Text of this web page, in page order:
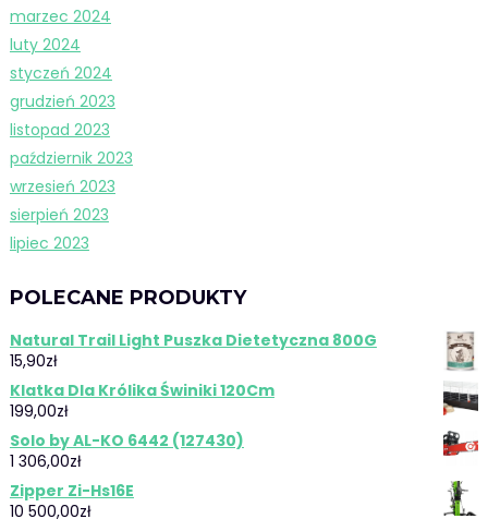
marzec 2024
luty 2024
styczeń 2024
grudzień 2023
listopad 2023
październik 2023
wrzesień 2023
sierpień 2023
lipiec 2023
POLECANE PRODUKTY
Natural Trail Light Puszka Dietetyczna 800G
15,90zł
Klatka Dla Królika Świniki 120Cm
199,00zł
Solo by AL-KO 6442 (127430)
1 306,00zł
Zipper Zi-Hs16E
10 500,00zł